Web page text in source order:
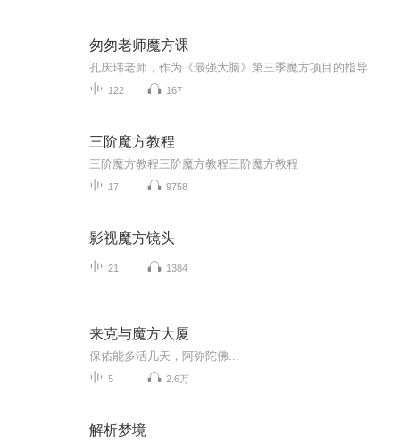
匆匆老师魔方课
122 167
三阶魔方教程
三阶魔方教程三阶魔方教程三阶魔方教程
17 9758
影视魔方镜头
21 1384
来克与魔方大厦
保佑能多活几天，阿弥陀佛...
5 2.6万
解析梦境